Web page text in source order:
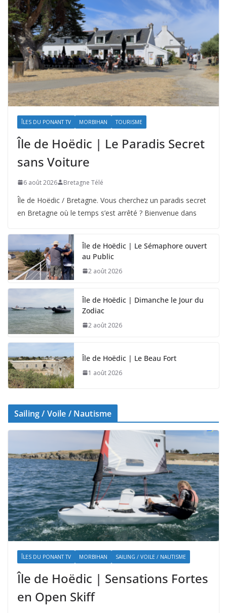
ÎLES DU PONANT TV MORBIHAN TOURISME
Île de Hoëdic | Le Paradis Secret
sans Voiture
6 août 2026 Bretagne Télé
Île de Hoëdic / Bretagne. Vous cherchez un paradis secret
en Bretagne où le temps s’est arrêté ? Bienvenue dans
Île de Hoëdic | Le Sémaphore ouvert
au Public
2 août 2026
Île de Hoëdic | Dimanche le Jour du
Zodiac
2 août 2026
Île de Hoëdic | Le Beau Fort
1 août 2026
Sailing / Voile / Nautisme
ÎLES DU PONANT TV MORBIHAN SAILING / VOILE / NAUTISME
Île de Hoëdic | Sensations Fortes
en Open Skiff